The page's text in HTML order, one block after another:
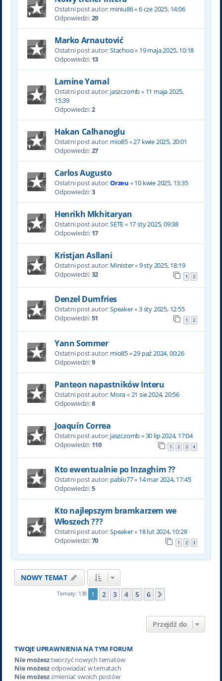
Ostatni post autor: miniu86«6 cze 2025, 14:06
Odpowiedzi:29
Marko Arnautović
Ostatni post autor:Stachoo« 19 maja 2025, 10:18
Odpowiedzi: 13
Lamine Yamal
Ostatni post autor: jaszczomb« 11 maja 2025,
15:39
Odpowiedzi:2
Hakan Calhanoglu
Ostatni post autor: mio85«27 kwie 2025, 20:01
Odpowiedzi:27
Carlos Augusto
Ostatni post autor:Orzeu «10 kwie 2025, 13:35
Odpowiedzi:3
Henrikh Mkhitaryan
Ostatni post autor:SETE« 17 sty 2025, 09:38
Odpowiedzi: 17
Kristjan Asllani
Ostatni post autor: Minister«9 sty 2025, 18:19
Odpowiedzi:32 1 2
Denzel Dumfries
Ostatni post autor:Speaker«3 sty 2025, 12:55
Odpowiedzi:51 1 2
Yann Sommer
Ostatni post autor: mio85«29 paź 2024, 00:26
Odpowiedzi:9
Panteon napastników Interu
Ostatni post autor: Mora«21 sie 2024, 20:56
Odpowiedzi:8
Joaquín Correa
Ostatni post autor: jaszczomb«30 lip 2024, 17:04
Odpowiedzi: 110 1 2 3 4
Kto ewentualnie po Inzaghim ??
Ostatni post autor: pablo77« 14 mar 2024, 17:45
Odpowiedzi:5
Kto najlepszym bramkarzem we
Włoszech ???
Ostatni post autor:Speaker« 18 lut 2024, 10:28
Odpowiedzi:70 1 2 3
NOWY TEMAT
Tematy: 138 1 2 3 4 5 6
Przejdź do
TWOJE UPRAWNIENIA NA TYM FORUM
Nie możesztworzyć nowych tematów
Nie możeszodpowiadać w tematach
Nie możeszzmieniać swoich postów